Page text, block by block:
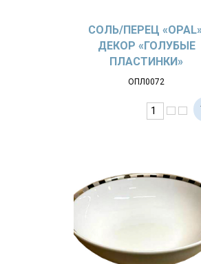
СОЛЬ/ПЕРЕЦ
ДЕКОР «ГОЛУБЫЕ
ПЛАСТИНКИ»
ОПЛ0072